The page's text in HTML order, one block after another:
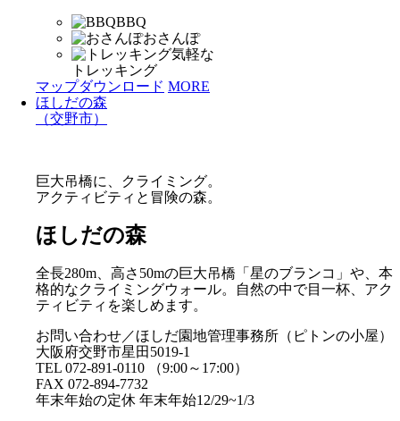
BBQ
おさんぽ
気軽な
トレッキング
マップダウンロード MORE
ほしだの森
（交野市）
巨大吊橋に、クライミング。
アクティビティと冒険の森。
ほしだの森
全長280m、高さ50mの巨大吊橋「星のブランコ」や、本
格的なクライミングウォール。自然の中で目一杯、アク
ティビティを楽しめます。
お問い合わせ／ほしだ園地管理事務所（ピトンの小屋）
大阪府交野市星田5019-1
TEL 072-891-0110 （9:00～17:00）
FAX 072-894-7732
年末年始の定休 年末年始12/29~1/3